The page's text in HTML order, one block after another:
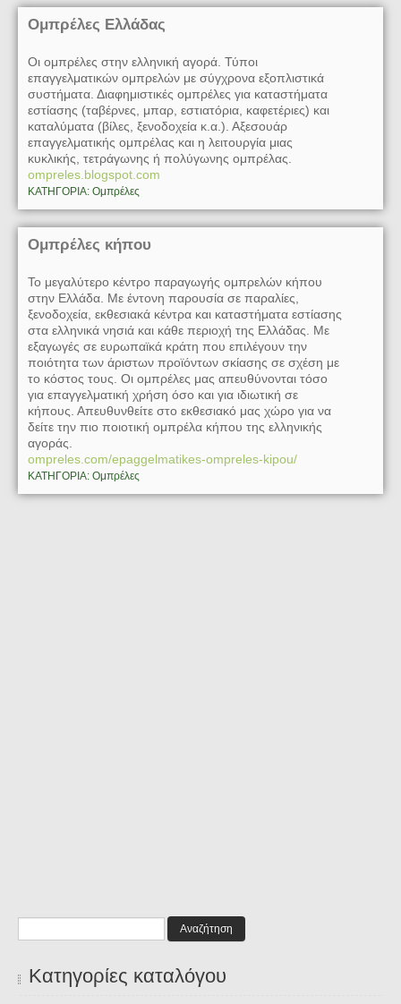
Ομπρέλες Ελλάδας
Οι ομπρέλες στην ελληνική αγορά. Τύποι
επαγγελματικών ομπρελών με σύγχρονα εξοπλιστικά
συστήματα. Διαφημιστικές ομπρέλες για καταστήματα
εστίασης (ταβέρνες, μπαρ, εστιατόρια, καφετέριες) και
καταλύματα (βίλες, ξενοδοχεία κ.α.). Αξεσουάρ
επαγγελματικής ομπρέλας και η λειτουργία μιας
κυκλικής, τετράγωνης ή πολύγωνης ομπρέλας.
ompreles.blogspot.com
ΚΑΤΗΓΟΡΙΑ: Ομπρέλες
Ομπρέλες κήπου
Το μεγαλύτερο κέντρο παραγωγής ομπρελών κήπου
στην Ελλάδα. Με έντονη παρουσία σε παραλίες,
ξενοδοχεία, εκθεσιακά κέντρα και καταστήματα εστίασης
στα ελληνικά νησιά και κάθε περιοχή της Ελλάδας. Με
εξαγωγές σε ευρωπαϊκά κράτη που επιλέγουν την
ποιότητα των άριστων προϊόντων σκίασης σε σχέση με
το κόστος τους. Οι ομπρέλες μας απευθύνονται τόσο
για επαγγελματική χρήση όσο και για ιδιωτική σε
κήπους. Απευθυνθείτε στο εκθεσιακό μας χώρο για να
δείτε την πιο ποιοτική ομπρέλα κήπου της ελληνικής
αγοράς.
ompreles.com/epaggelmatikes-ompreles-kipou/
ΚΑΤΗΓΟΡΙΑ: Ομπρέλες
Αναζήτηση
Κατηγορίες καταλόγου